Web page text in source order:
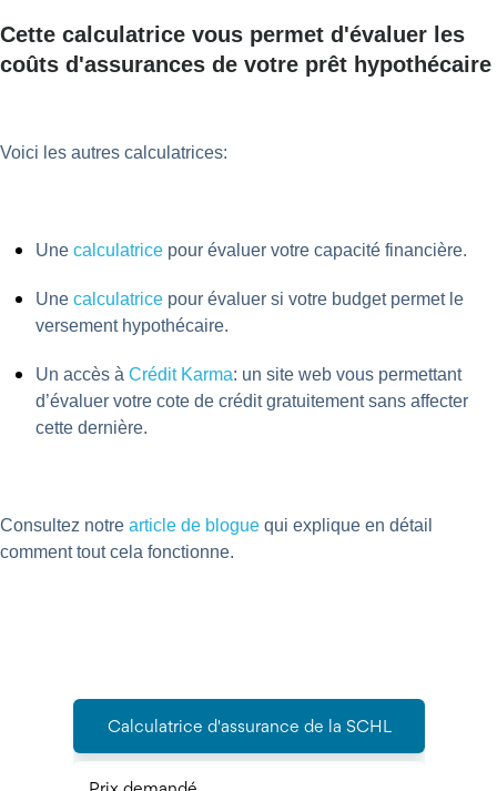
Cette calculatrice vous permet d'évaluer les
coûts d'assurances de votre prêt hypothécaire
Voici les autres calculatrices:
Une calculatrice pour évaluer votre capacité financière.
Une calculatrice pour évaluer si votre budget permet le
versement hypothécaire.
Un accès à Crédit Karma: un site web vous permettant
d’évaluer votre cote de crédit gratuitement sans affecter
cette dernière.
Consultez notre article de blogue qui explique en détail
comment tout cela fonctionne.